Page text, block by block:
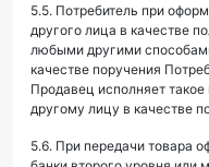
5.5. Потребитель при
другого лица в качестве
любыми другими
качестве поручения
Продавец исполняет
другому лицу в качестве
5.6. При передачи товара